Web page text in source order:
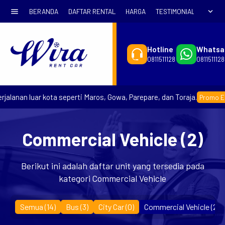
menu BERANDA DAFTAR RENTAL HARGA TESTIMONIAL expand_more
Hotline
0811511128 0811511128
luar kota seperti Maros, Gowa, Parepare, dan Toraja. Promo
Commercial Vehicle (2)
Berikut ini adalah daftar unit yang tersedia pada
kategori Commercial Vehicle
Semua (14) Bus(3) City Car(0) Commercial Vehicle(2)